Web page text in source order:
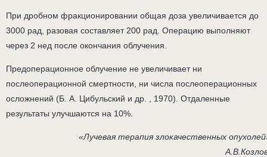
При дробном фракционировании общая доза увеличивается до
3000 рад, разовая составляет 200 рад. Операцию выполняют
через 2 нед после окончания облучения.
Предоперационное облучение не увеличивает ни
послеоперационной смертности, ни числа послеоперационных
осложнений (Б. А. Цибульский и др. , 1970). Отдаленные
результаты улучшаются на 10%.
«Лучевая терапия злокачественных